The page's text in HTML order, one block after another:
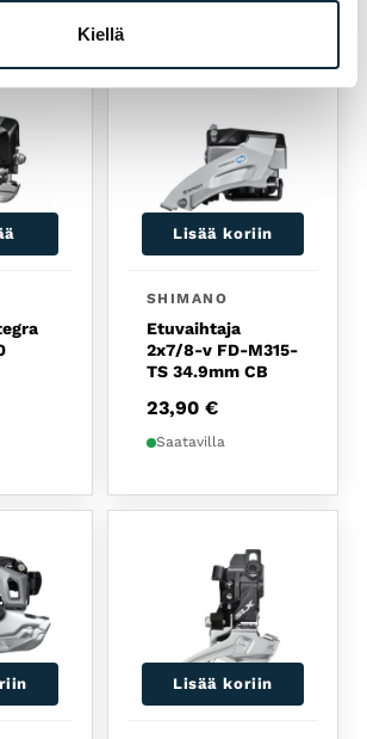
Kiellä
Lisää koriin
SHIMANO
Etuvaihtaja
2x7/8-v FD-M315-
TS 34.9mm CB
23,90 €
Saatavilla
Lisää koriin